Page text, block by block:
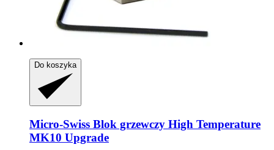
Do koszyka
Micro-Swiss Blok grzewczy High Temperature
MK10 Upgrade